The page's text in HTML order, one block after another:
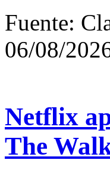
Fuente:
06/08/
Netflix
The